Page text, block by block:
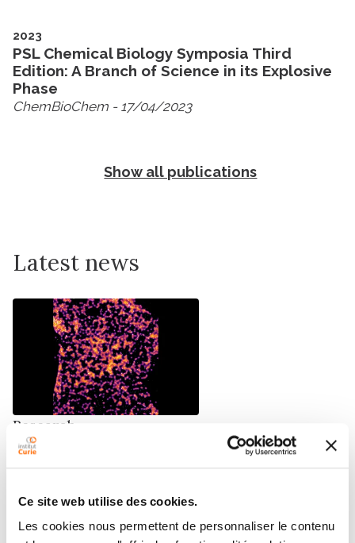
Ce site web utilise des cookies.
Les cookies nous permettent de personnaliser le contenu
2023
PSL Chemical Biology Symposia Third
Edition: A Branch of Science in its Explosive
Phase
ChemBioChem - 17/04/2023
Show all publications
Latest news
Research
Under Pressure: Toward a Better
Understanding of Caveolae
02/07/2026